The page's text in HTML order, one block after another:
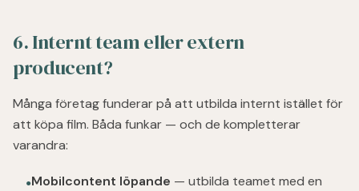
6. Internt team eller extern
producent?
Många företag funderar på att utbilda internt istället för
att köpa film. Båda funkar — och de kompletterar
varandra:
●Mobilcontent löpande — utbilda teamet med en